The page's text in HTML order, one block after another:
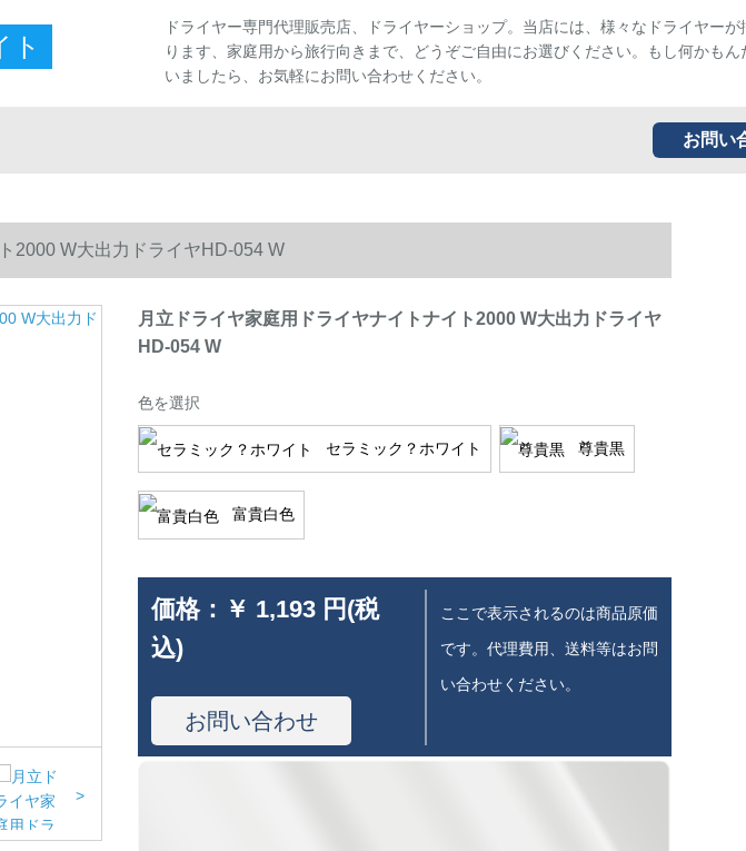
ト
ドライヤー専門代理販売店、ドライヤーショップ。当店には、様々なドライヤーが
ります、家庭用から旅行向きまで、どうぞご自由にお選びください。もし何かもん
いましたら、お気軽にお問い合わせください。
お問い
2000 W大出力ドライヤHD-054 W
>
月立ドライヤ家庭用ドライヤナイトナイト2000 W大出力ドライヤ
HD-054 W
色を選択
セラミック？ホワイト 尊貴黒
富貴白色
価格： ￥ 1,193 円(税
込)
お問い合わせ
ここで表示されるのは商品原価
です。代理費用、送料等はお問
い合わせください。